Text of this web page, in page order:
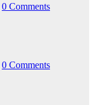
0 Comments
0 Comments